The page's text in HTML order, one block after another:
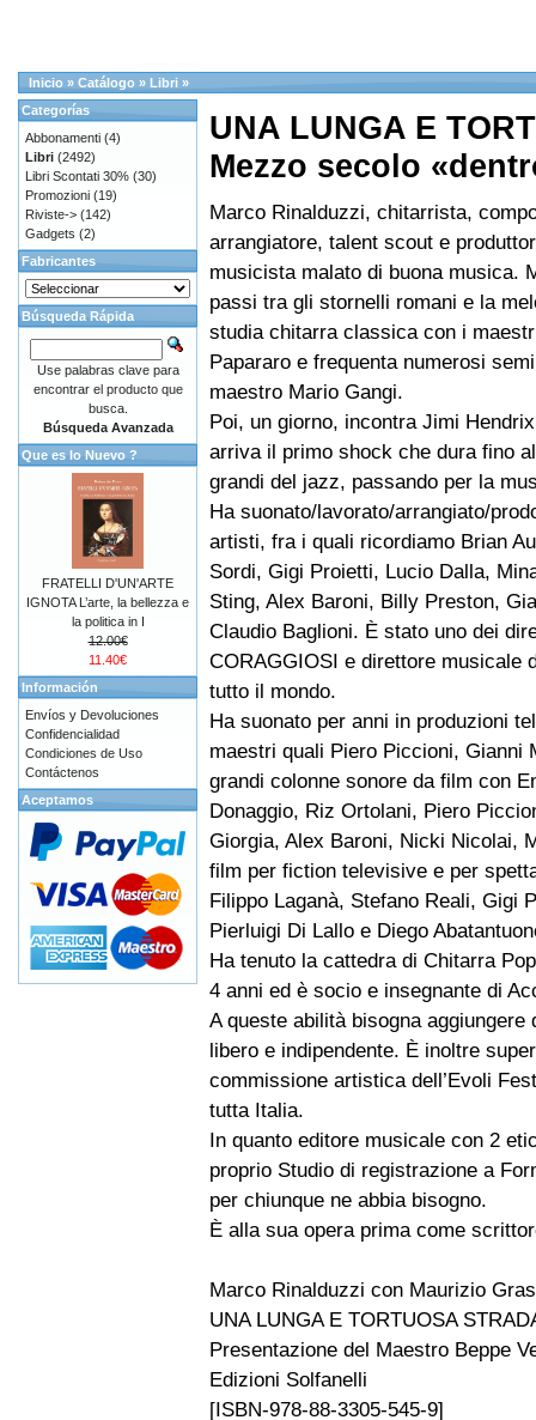
Inicio » Catálogo » Libri »
UNA LUNGA E
Mezzo secolo
Marco Rinalduzzi, chitarrista,
arrangiatore, talent scout e
musicista malato di buona musica.
passi tra gli stornelli romani e la
studia chitarra classica con i
Papararo e frequenta numerosi
maestro Mario Gangi.
Poi, un giorno, incontra Jimi
arriva il primo shock che dura fino
grandi del jazz, passando per la
Ha suonato/lavorato/arrangiato/
artisti, fra i quali ricordiamo Brian
Sordi, Gigi Proietti, Lucio Dalla,
Sting, Alex Baroni, Billy Preston,
Claudio Baglioni. È stato uno dei
CORAGGIOSI e direttore musicale
tutto il mondo.
Ha suonato per anni in produzioni
maestri quali Piero Piccioni, Gianni
grandi colonne sonore da film con
Donaggio, Riz Ortolani, Piero
Giorgia, Alex Baroni, Nicki Nicolai,
film per fiction televisive e per
Filippo Laganà, Stefano Reali, Gigi
Pierluigi Di Lallo e Diego
Ha tenuto la cattedra di Chitarra
4 anni ed è socio e insegnante di
A queste abilità bisogna
libero e indipendente. È inoltre
commissione artistica dell’Evoli
tutta Italia.
In quanto editore musicale con 2
proprio Studio di registrazione a
per chiunque ne abbia bisogno.
È alla sua opera prima come
Marco Rinalduzzi con Maurizio
UNA LUNGA E TORTUOSA
Presentazione del Maestro Beppe
Edizioni Solfanelli
[ISBN-978-88-3305-545-9]
Categorías
Abbonamenti (4)
Libri (2492)
Libri Scontati 30% (30)
Promozioni (19)
Riviste-> (142)
Gadgets (2)
Fabricantes
Búsqueda Rápida
Use palabras clave para
encontrar el producto que
busca.
Búsqueda Avanzada
Que es lo Nuevo ?
FRATELLI D'UN'ARTE
IGNOTA L’arte, la bellezza e
la politica in I
12.00€
11.40€
Información
Envíos y Devoluciones
Confidencialidad
Condiciones de Uso
Contáctenos
Aceptamos